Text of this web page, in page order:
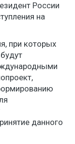
России
на
при которых
данного